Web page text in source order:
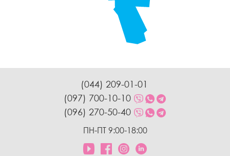
(044) 209-01-01
(097) 700-10-10
(096) 270-50-40
ПН-ПТ 9:00-18:00